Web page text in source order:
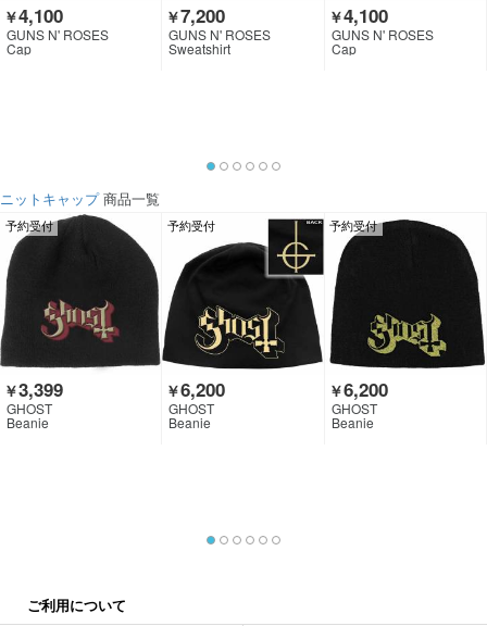
￥4,100
GUNS N' ROSES
Cap
￥7,200
GUNS N' ROSES
Sweatshirt
￥4,100
GUNS N' ROSES
Cap
ニットキャップ商品一覧
予約受付
￥3,399
GHOST
Beanie
予約受付
￥6,200
GHOST
Beanie
予約受付
￥6,200
GHOST
Beanie
ご利用について